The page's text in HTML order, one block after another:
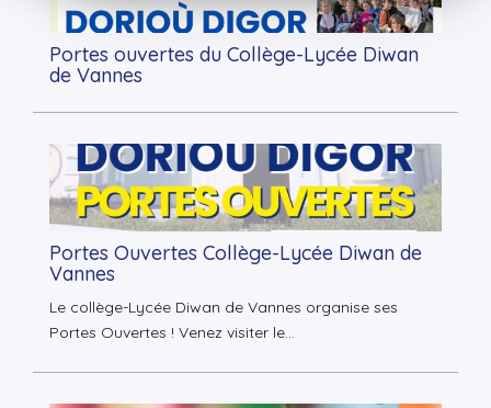
Portes ouvertes du Collège-Lycée Diwan
de Vannes
Portes Ouvertes Collège-Lycée Diwan de
Vannes
Le collège-Lycée Diwan de Vannes organise ses
Portes Ouvertes ! Venez visiter le...